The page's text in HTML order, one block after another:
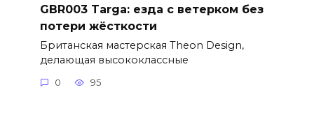
GBR003 Targa: езда с ветерком без
потери жёсткости
Британская мастерская Theon Design,
делающая высококлассные
0 95